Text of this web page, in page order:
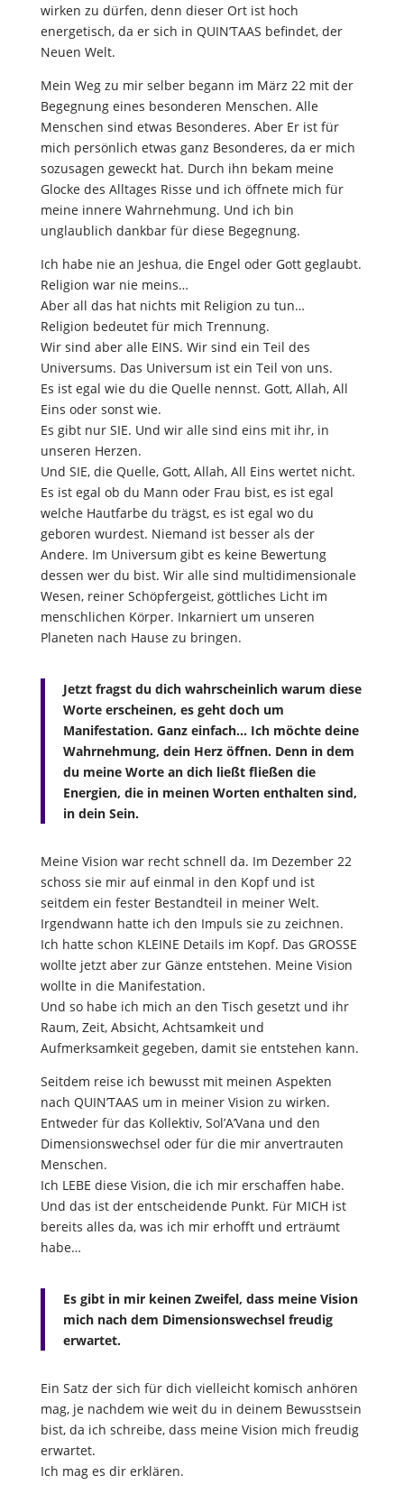
wirken zu dürfen, denn dieser Ort ist hoch
energetisch, da er sich in QUIN’TAAS befindet, der
Neuen Welt.
Mein Weg zu mir selber begann im März 22 mit der
Begegnung eines besonderen Menschen. Alle
Menschen sind etwas Besonderes. Aber Er ist für
mich persönlich etwas ganz Besonderes, da er mich
sozusagen geweckt hat. Durch ihn bekam meine
Glocke des Alltages Risse und ich öffnete mich für
meine innere Wahrnehmung. Und ich bin
unglaublich dankbar für diese Begegnung.
Ich habe nie an Jeshua, die Engel oder Gott geglaubt.
Religion war nie meins…
Aber all das hat nichts mit Religion zu tun…
Religion bedeutet für mich Trennung.
Wir sind aber alle EINS. Wir sind ein Teil des
Universums. Das Universum ist ein Teil von uns.
Es ist egal wie du die Quelle nennst. Gott, Allah, All
Eins oder sonst wie.
Es gibt nur SIE. Und wir alle sind eins mit ihr, in
unseren Herzen.
Und SIE, die Quelle, Gott, Allah, All Eins wertet nicht.
Es ist egal ob du Mann oder Frau bist, es ist egal
welche Hautfarbe du trägst, es ist egal wo du
geboren wurdest. Niemand ist besser als der
Andere. Im Universum gibt es keine Bewertung
dessen wer du bist. Wir alle sind multidimensionale
Wesen, reiner Schöpfergeist, göttliches Licht im
menschlichen Körper. Inkarniert um unseren
Planeten nach Hause zu bringen.
Jetzt fragst du dich wahrscheinlich warum diese
Worte erscheinen, es geht doch um
Manifestation. Ganz einfach… Ich möchte deine
Wahrnehmung, dein Herz öffnen. Denn in dem
du meine Worte an dich ließt fließen die
Energien, die in meinen Worten enthalten sind,
in dein Sein.
Meine Vision war recht schnell da. Im Dezember 22
schoss sie mir auf einmal in den Kopf und ist
seitdem ein fester Bestandteil in meiner Welt.
Irgendwann hatte ich den Impuls sie zu zeichnen.
Ich hatte schon KLEINE Details im Kopf. Das GROSSE
wollte jetzt aber zur Gänze entstehen. Meine Vision
wollte in die Manifestation.
Und so habe ich mich an den Tisch gesetzt und ihr
Raum, Zeit, Absicht, Achtsamkeit und
Aufmerksamkeit gegeben, damit sie entstehen kann.
Seitdem reise ich bewusst mit meinen Aspekten
nach QUIN’TAAS um in meiner Vision zu wirken.
Entweder für das Kollektiv, Sol’A’Vana und den
Dimensionswechsel oder für die mir anvertrauten
Menschen.
Ich LEBE diese Vision, die ich mir erschaffen habe.
Und das ist der entscheidende Punkt. Für MICH ist
bereits alles da, was ich mir erhofft und erträumt
habe…
Es gibt in mir keinen Zweifel, dass meine Vision
mich nach dem Dimensionswechsel freudig
erwartet.
Ein Satz der sich für dich vielleicht komisch anhören
mag, je nachdem wie weit du in deinem Bewusstsein
bist, da ich schreibe, dass meine Vision mich freudig
erwartet.
Ich mag es dir erklären.